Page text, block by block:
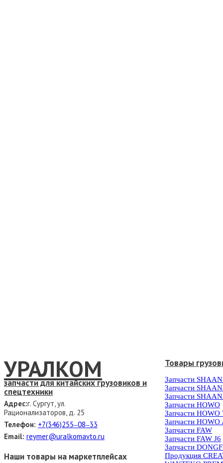
УРАЛКОМ
запчасти для китайских грузовиков и
спецтехники
Адрес:г. Сургут, ул.
Рационализаторов, д. 25
Телефон: +7(346)255‒08‒33
Email: reymer@uralkomavto.ru
Наши товары на маркетплейсах
Товары
Запчасти
Запчасти
Запчасти
Запчасти HOWO
Запчасти HOWO
Запчасти HOWO
Запчасти FAW
Запчасти FAW J6
Запчасти
Продукция